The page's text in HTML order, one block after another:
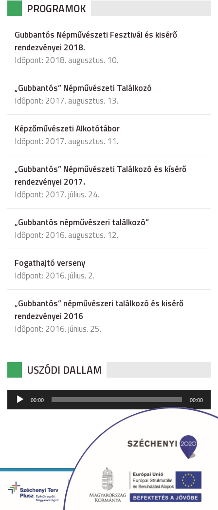
PROGRAMOK
Gubbantós Népművészeti Fesztivál és kisérő
rendezvényei 2018.
Időpont: 2018. augusztus. 10.
„Gubbantós” Népművészeti Találkozó
Időpont: 2017. augusztus. 13.
Képzőművészeti Alkotótábor
Időpont: 2017. augusztus. 11.
„Gubbantós” Népművészeti Találkozó és kísérő
rendezvényei 2017.
Időpont: 2017. július. 24.
„Gubbantós népművészeri találkozó”
Időpont: 2016. augusztus. 12.
Fogathajtó verseny
Időpont: 2016. július. 2.
„Gubbantós” népművészeri találkozó és kisérő
rendezvényei 2016
Időpont: 2016. június. 25.
USZÓDI DALLAM
Audió
lejátszó
00:00 00:00
Copyright © 2026 uszod.hu Minden jog fenntartva. •
Készítette:fridrik.me